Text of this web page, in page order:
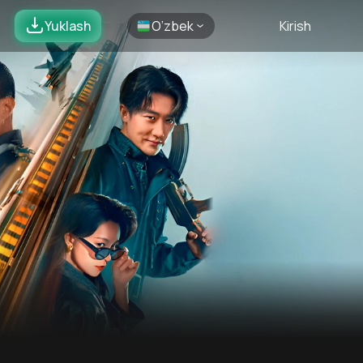
Yuklash O’zbek Kirish